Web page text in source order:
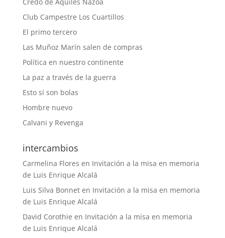
Club Campestre Los Cuartillos
El primo tercero
Las Muñoz Marín salen de compras
Política en nuestro continente
La paz a través de la guerra
Esto sí son bolas
Hombre nuevo
Calvani y Revenga
intercambios
Carmelina Flores en Invitación a la misa en memoria
de Luis Enrique Alcalá
Luis Silva Bonneten Invitación a la misa en memoria
de Luis Enrique Alcalá
David Corothie en Invitación a la misa en memoria
de Luis Enrique Alcalá